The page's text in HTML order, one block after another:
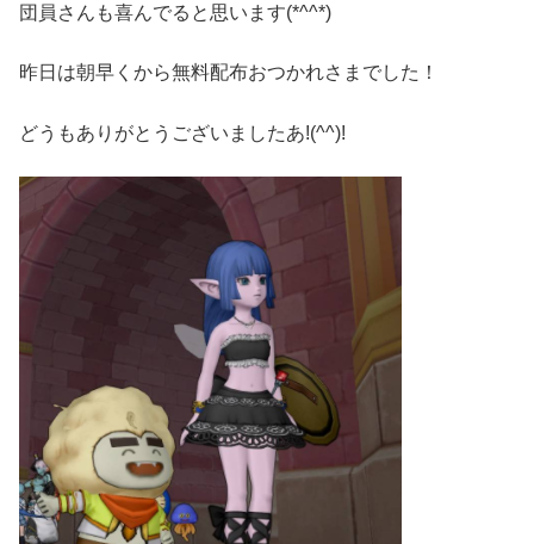
団員さんも喜んでると思います(*^^*)
昨日は朝早くから無料配布おつかれさまでした！
どうもありがとうございましたあ!(^^)!